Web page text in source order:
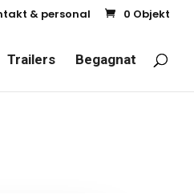
& personal 0 Objekt
Trailers Begagnat